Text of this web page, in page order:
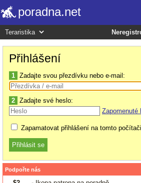
poradna.net
Přihlášení
1 Zadajte svou přezdívku nebo e-mail:
2 Zadajte své heslo:
Zapomenuté
Zapamatovat přihlášení na tomto počítači
Podpořte nás